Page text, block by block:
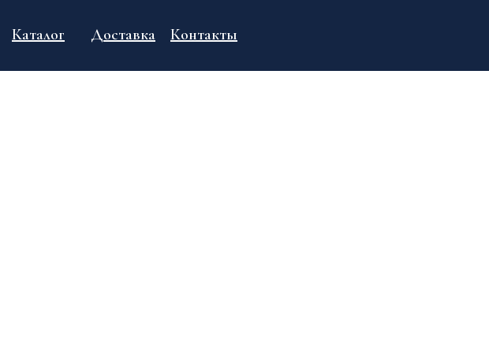
Каталог Доставка Контакты